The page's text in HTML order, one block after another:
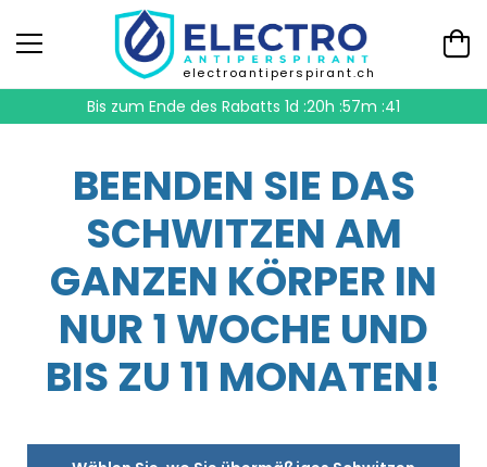
electroantiperspirant.ch
Bis zum Ende des Rabatts 1d :20h :57m :40
BEENDEN SIE DAS
SCHWITZEN AM
GANZEN KÖRPER IN
NUR 1 WOCHE UND
BIS ZU 11 MONATEN!